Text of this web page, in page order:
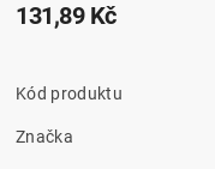
131,89 Kč
Kód produktu
Značka